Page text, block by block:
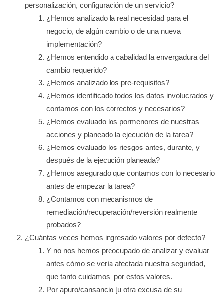
personalización, configuración de un servicio?
¿Hemos analizado la real necesidad para el
negocio, de algún cambio o de una nueva
implementación?
¿Hemos entendido a cabalidad la envergadura del
cambio requerido?
¿Hemos analizado los pre-requisitos?
¿Hemos identificado todos los datos involucrados y
contamos con los correctos y necesarios?
¿Hemos evaluado los pormenores de nuestras
acciones y planeado la ejecución de la tarea?
¿Hemos evaluado los riesgos antes, durante, y
después de la ejecución planeada?
¿Hemos asegurado que contamos con lo necesario
antes de empezar la tarea?
¿Contamos con mecanismos de
remediación/recuperación/reversión realmente
probados?
¿Cuántas veces hemos ingresado valores por defecto?
Y no nos hemos preocupado de analizar y evaluar
antes cómo se vería afectada nuestra seguridad,
que tanto cuidamos, por estos valores.
Por apuro/cansancio [u otra excusa de su